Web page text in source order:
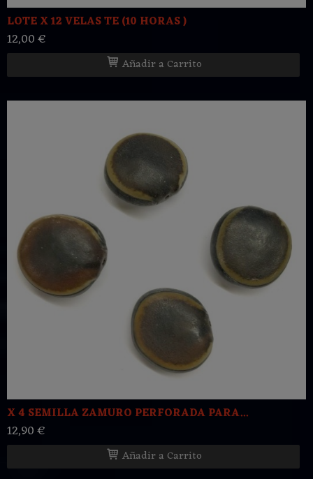
LOTE X 12 VELAS TE (10 HORAS )
12,00 €
Añadir a Carrito
X 4 SEMILLA ZAMURO PERFORADA PARA...
12,90 €
Añadir a Carrito